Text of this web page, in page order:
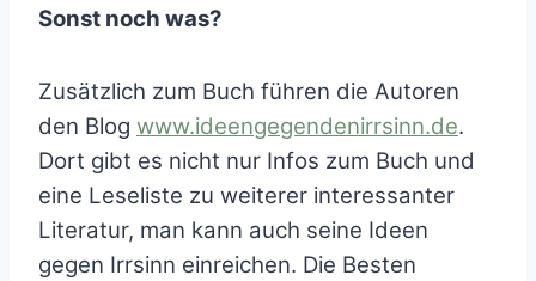
Sonst noch was?
Zusätzlich zum Buch führen die Autoren
den Blog www.ideengegendenirrsinn.de.
Dort gibt es nicht nur Infos zum Buch und
eine Leseliste zu weiterer interessanter
Literatur, man kann auch seine Ideen
gegen Irrsinn einreichen. Die Besten